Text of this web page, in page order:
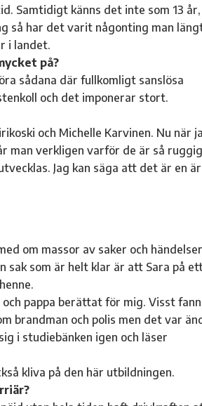
Samtidigt känns det inte som 13 år,
så har det varit någonting man
i landet.
på?
sådana där fullkomligt sanslösa
och det imponerar stort.
och Michelle Karvinen. Nu när
man verkligen varför de är så
Jag kan säga att det är en
om massor av saker och
sak som är helt klar är att Sara på
pappa berättat för mig. Visst
brandman och polis men det var
i studiebänken igen och läser
kliva på den här utbildningen.